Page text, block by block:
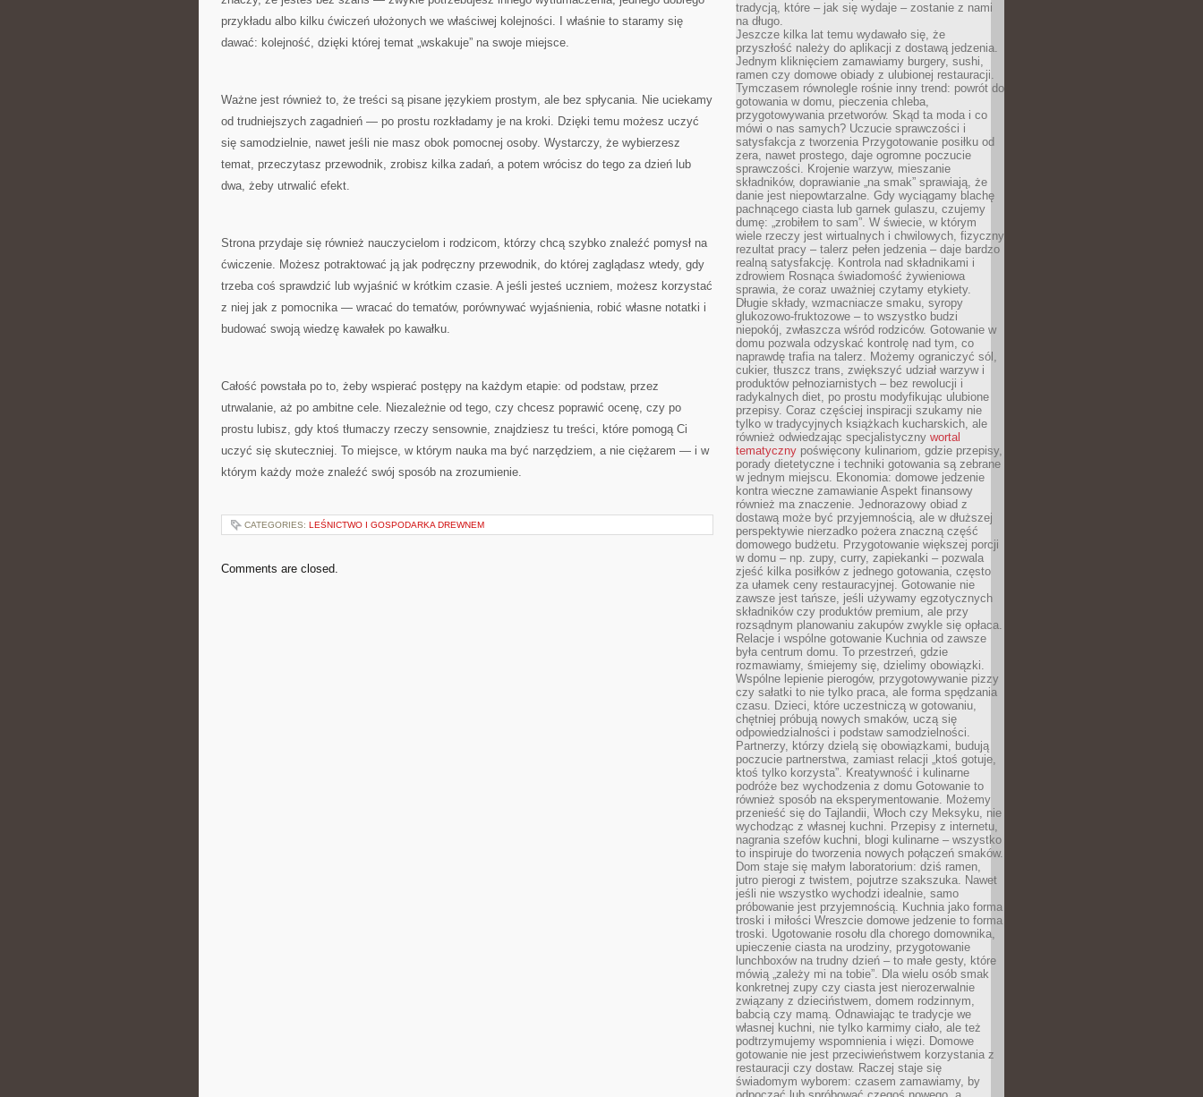
przykładu albo kilku ćwiczeń ułożonych we właściwej kolejności. I właśnie to staramy się
dawać: kolejność, dzięki której temat „wskakuje” na swoje miejsce.
Ważne jest również to, że treści są pisane językiem prostym, ale bez spłycania. Nie uciekamy
od trudniejszych zagadnień — po prostu rozkładamy je na kroki. Dzięki temu możesz uczyć
się samodzielnie, nawet jeśli nie masz obok pomocnej osoby. Wystarczy, że wybierzesz
temat, przeczytasz przewodnik, zrobisz kilka zadań, a potem wrócisz do tego za dzień lub
dwa, żeby utrwalić efekt.
Strona przydaje się również nauczycielom i rodzicom, którzy chcą szybko znaleźć pomysł na
ćwiczenie. Możesz potraktować ją jak podręczny przewodnik, do której zaglądasz wtedy, gdy
trzeba coś sprawdzić lub wyjaśnić w krótkim czasie. A jeśli jesteś uczniem, możesz korzystać
z niej jak z pomocnika — wracać do tematów, porównywać wyjaśnienia, robić własne notatki i
budować swoją wiedzę kawałek po kawałku.
Całość powstała po to, żeby wspierać postępy na każdym etapie: od podstaw, przez
utrwalanie, aż po ambitne cele. Niezależnie od tego, czy chcesz poprawić ocenę, czy po
prostu lubisz, gdy ktoś tłumaczy rzeczy sensownie, znajdziesz tu treści, które pomogą Ci
uczyć się skuteczniej. To miejsce, w którym nauka ma być narzędziem, a nie ciężarem — i w
którym każdy może znaleźć swój sposób na zrozumienie.
CATEGORIES: LEŚNICTWO I GOSPODARKA DREWNEM
Comments are closed.
tradycją, które – jak się wydaje – zostanie z nami
na długo.
Jeszcze kilka lat temu wydawało się, że
przyszłość należy do aplikacji z dostawą jedzenia.
Jednym kliknięciem zamawiamy burgery, sushi,
ramen czy domowe obiady z ulubionej restauracji.
Tymczasem równolegle rośnie inny trend: powrót do
gotowania w domu, pieczenia chleba,
przygotowywania przetworów. Skąd ta moda i co
mówi o nas samych? Uczucie sprawczości i
satysfakcja z tworzenia Przygotowanie posiłku od
zera, nawet prostego, daje ogromne poczucie
sprawczości. Krojenie warzyw, mieszanie
składników, doprawianie „na smak” sprawiają, że
danie jest niepowtarzalne. Gdy wyciągamy blachę
pachnącego ciasta lub garnek gulaszu, czujemy
dumę: „zrobiłem to sam”. W świecie, w którym
wiele rzeczy jest wirtualnych i chwilowych, fizyczny
rezultat pracy – talerz pełen jedzenia – daje bardzo
realną satysfakcję. Kontrola nad składnikami i
zdrowiem Rosnąca świadomość żywieniowa
sprawia, że coraz uważniej czytamy etykiety.
Długie składy, wzmacniacze smaku, syropy
glukozowo-fruktozowe – to wszystko budzi
niepokój, zwłaszcza wśród rodziców. Gotowanie w
domu pozwala odzyskać kontrolę nad tym, co
naprawdę trafia na talerz. Możemy ograniczyć sól,
cukier, tłuszcz trans, zwiększyć udział warzyw i
produktów pełnoziarnistych – bez rewolucji i
radykalnych diet, po prostu modyfikując ulubione
przepisy. Coraz częściej inspiracji szukamy nie
tylko w tradycyjnych książkach kucharskich, ale
również odwiedzając specjalistyczny wortal
tematyczny poświęcony kulinariom, gdzie przepisy,
porady dietetyczne i techniki gotowania są zebrane
w jednym miejscu. Ekonomia: domowe jedzenie
kontra wieczne zamawianie Aspekt finansowy
również ma znaczenie. Jednorazowy obiad z
dostawą może być przyjemnością, ale w dłuższej
perspektywie nierzadko pożera znaczną część
domowego budżetu. Przygotowanie większej porcji
w domu – np. zupy, curry, zapiekanki – pozwala
zjeść kilka posiłków z jednego gotowania, często
za ułamek ceny restauracyjnej. Gotowanie nie
zawsze jest tańsze, jeśli używamy egzotycznych
składników czy produktów premium, ale przy
rozsądnym planowaniu zakupów zwykle się opłaca.
Relacje i wspólne gotowanie Kuchnia od zawsze
była centrum domu. To przestrzeń, gdzie
rozmawiamy, śmiejemy się, dzielimy obowiązki.
Wspólne lepienie pierogów, przygotowywanie pizzy
czy sałatki to nie tylko praca, ale forma spędzania
czasu. Dzieci, które uczestniczą w gotowaniu,
chętniej próbują nowych smaków, uczą się
odpowiedzialności i podstaw samodzielności.
Partnerzy, którzy dzielą się obowiązkami, budują
poczucie partnerstwa, zamiast relacji „ktoś gotuje,
ktoś tylko korzysta”. Kreatywność i kulinarne
podróże bez wychodzenia z domu Gotowanie to
również sposób na eksperymentowanie. Możemy
przenieść się do Tajlandii, Włoch czy Meksyku, nie
wychodząc z własnej kuchni. Przepisy z internetu,
nagrania szefów kuchni, blogi kulinarne – wszystko
to inspiruje do tworzenia nowych połączeń smaków.
Dom staje się małym laboratorium: dziś ramen,
jutro pierogi z twistem, pojutrze szakszuka. Nawet
jeśli nie wszystko wychodzi idealnie, samo
próbowanie jest przyjemnością. Kuchnia jako forma
troski i miłości Wreszcie domowe jedzenie to forma
troski. Ugotowanie rosołu dla chorego domownika,
upieczenie ciasta na urodziny, przygotowanie
lunchboxów na trudny dzień – to małe gesty, które
mówią „zależy mi na tobie”. Dla wielu osób smak
konkretnej zupy czy ciasta jest nierozerwalnie
związany z dzieciństwem, domem rodzinnym,
babcią czy mamą. Odnawiając te tradycje we
własnej kuchni, nie tylko karmimy ciało, ale też
podtrzymujemy wspomnienia i więzi. Domowe
gotowanie nie jest przeciwieństwem korzystania z
restauracji czy dostaw. Raczej staje się
świadomym wyborem: czasem zamawiamy, by